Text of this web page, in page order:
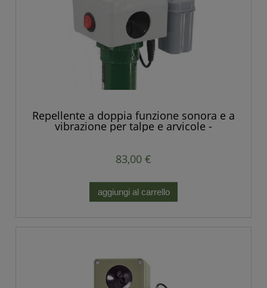
Repellente a doppia funzione sonora e a
vibrazione per talpe e arvicole -
Produzione europea.
83,00 €
aggiungi al carrello